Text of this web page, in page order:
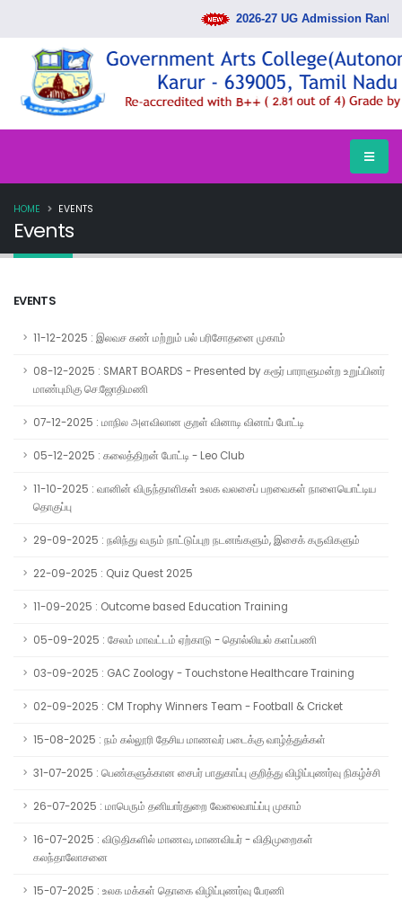
2026-27 UG Admission Rank
Events
HOME EVENTS
EVENTS
11-12-2025 : இலவச கண் மற்றும் பல் பரிசோதனை முகாம்
08-12-2025 : SMART BOARDS - Presented by கரூர் பாராளுமன்ற உறுப்பினர்
மாண்புமிகு செ.ஜோதிமணி
07-12-2025 : மாநில அளவிலான குறள் வினாடி வினாப் போட்டி
05-12-2025 : கலைத்திறன் போட்டி - Leo Club
11-10-2025 : வானின் விருந்தாளிகள் உலக வலசைப் பறவைகள் நாளையொட்டிய
தொகுப்பு
29-09-2025 : நலிந்து வரும் நாட்டுப்புற நடனங்களும், இசைக் கருவிகளும்
22-09-2025 : Quiz Quest 2025
11-09-2025 : Outcome based Education Training
05-09-2025 : சேலம் மாவட்டம் ஏற்காடு - தொல்லியல் களப்பணி
03-09-2025 : GAC Zoology - Touchstone Healthcare Training
02-09-2025 : CM Trophy Winners Team - Football & Cricket
15-08-2025 : நம் கல்லூரி தேசிய மாணவர் படைக்கு வாழ்த்துக்கள்
31-07-2025 : பெண்களுக்கான சைபர் பாதுகாப்பு குறித்து விழிப்புணர்வு நிகழ்ச்சி
26-07-2025 : மாபெரும் தனியார்துறை வேலைவாய்ப்பு முகாம்
16-07-2025 : விடுதிகளில் மாணவ, மாணவியர் - விதிமுறைகள்
கலந்தாலோசனை
15-07-2025 : உலக மக்கள் தொகை விழிப்புணர்வு பேரணி